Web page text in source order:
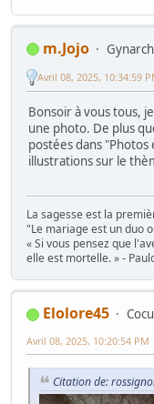
m.Jojo
Avril 08, 2025, 10:34:59
Bonsoir à vous tous,
une photo. De plus
postées dans "Photos
illustrations sur le
La sagesse est la
"Le mariage est un duo
« Si vous pensez que
elle est mortelle. » -
Elolore45
Cocu
Avril 08, 2025, 10:20:54 PM
Citation de: